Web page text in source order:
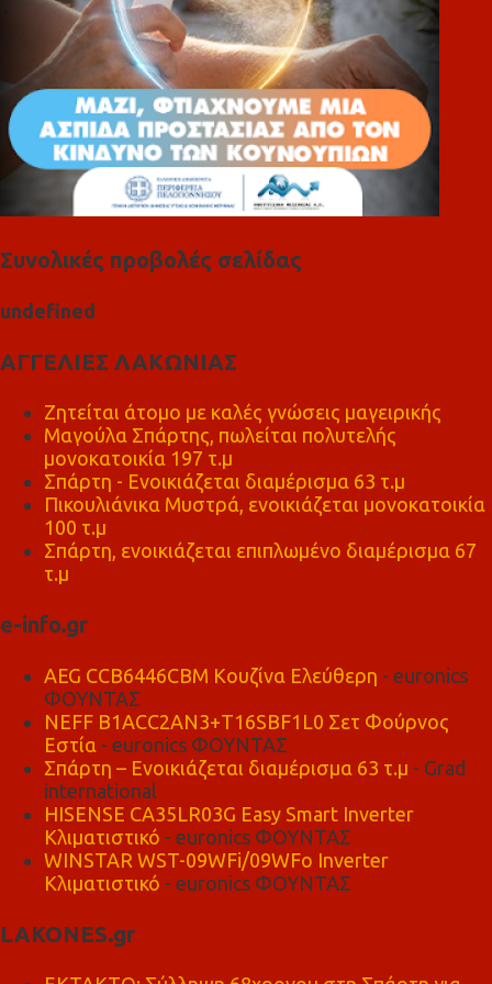
Συνολικές προβολές σελίδας
undefned
ΑΓΓΕΛΙΕΣ ΛΑΚΩΝΙΑΣ
Ζητείται άτομο με καλές γνώσεις μαγειρικής
Μαγούλα Σπάρτης, πωλείται πολυτελής
μονοκατοικία 197 τ.μ
Σπάρτη - Ενοικιάζεται διαμέρισμα 63 τ.μ
Πικουλιάνικα Μυστρά, ενοικιάζεται μονοκατοικία
100 τ.μ
Σπάρτη, ενοικιάζεται επιπλωμένο διαμέρισμα 67
τ.μ
e-info.gr
AEG CCB6446CBM Κουζίνα Ελεύθερη - euronics
ΦΟΥΝΤΑΣ
NEFF B1ACC2AN3+T16SBF1L0 Σετ Φούρνος
Εστία - euronics ΦΟΥΝΤΑΣ
Σπάρτη – Ενοικιάζεται διαμέρισμα 63 τ.μ - Grad
international
HISENSE CA35LR03G Easy Smart Inverter
Κλιματιστικό - euronics ΦΟΥΝΤΑΣ
WINSTAR WST-09WFi/09WFo Inverter
Κλιματιστικό - euronics ΦΟΥΝΤΑΣ
LAKONES.gr